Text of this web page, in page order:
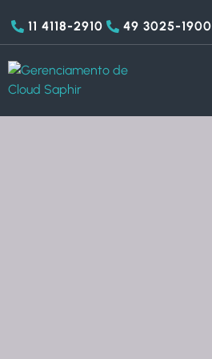
11 4118-2910 49 3025-1900